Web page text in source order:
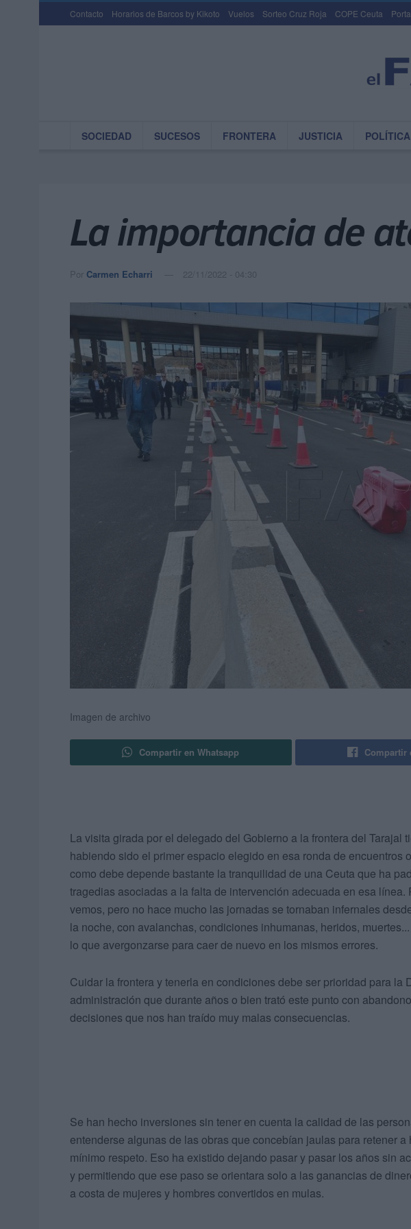
Contacto Horarios de Barcos by Kikoto Vuelos Sorteo Cruz Roja COPE Ceuta
SOCIEDAD SUCESOS FRONTERA JUSTICIA POLÍTICA
La importancia de
Por Carmen Echarri 22/11/2022 - 04:30
Imagen de archivo
Compartir en Whatsapp Compartir
La visita girada por el delegado del Gobierno a la frontera del Tarajal
habiendo sido el primer espacio elegido en esa ronda de encuentros
como debe depende bastante la tranquilidad de una Ceuta que ha
tragedias asociadas a la falta de intervención adecuada en esa línea.
vemos, pero no hace mucho las jornadas se tornaban infernales
la noche, con avalanchas, condiciones inhumanas, heridos,
lo que avergonzarse para caer de nuevo en los mismos errores.
Cuidar la frontera y tenerla en condiciones debe ser prioridad para la
administración que durante años o bien trató este punto con
decisiones que nos han traído muy malas consecuencias.
Se han hecho inversiones sin tener en cuenta la calidad de las
entenderse algunas de las obras que concebían jaulas para retener
mínimo respeto. Eso ha existido dejando pasar y pasar los años sin
y permitiendo que ese paso se orientara solo a las ganancias de
a costa de mujeres y hombres convertidos en mulas.